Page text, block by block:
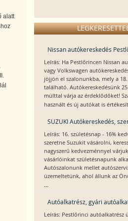
alatt
Nissan autókereskedés
Leírás: Ha Pestlőrincen Nissan
vagy Volkswagen
jöjjön el szalonunkba, mely a
található. Autókereskedésünk 25
múlttal várja az érdeklődőket!
használt és új autókat is
SUZUKI Autókereskedés,
Leírás: 16. születésnap - 16%
szeretne Suzukit vásárolni,
nagyszerű kedvezménnyel
vásárlóinkat születésnapunk
Autószalonunk mellet
üzemeltetünk, ahol állunk az
...
Autóalkatrész, gyári
Leírás: Pestlőrinci autóalkatrész